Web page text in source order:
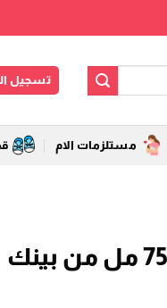
تسجيل
مستلزمات الام